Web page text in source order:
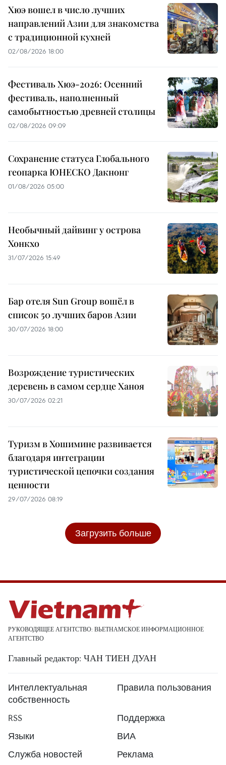
Хюэ вошел в число лучших
направлений Азии для знакомства
с традиционной кухней
02/08/2026 18:00
Фестиваль Хюэ-2026: Осенний
фестиваль, наполненный
самобытностью древней столицы
02/08/2026 09:09
Сохранение статуса Глобального
геопарка ЮНЕСКО Дакнонг
01/08/2026 05:00
Необычный дайвинг у острова
Хонкхо
31/07/2026 15:49
Бар отеля Sun Group вошёл в
список 50 лучших баров Азии
30/07/2026 18:00
Возрождение туристических
деревень в самом сердце Ханоя
30/07/2026 02:21
Туризм в Хошимине развивается
благодаря интеграции
туристической цепочки создания
ценности
29/07/2026 08:19
Загрузить больше
РУКОВОДЯЩЕЕ АГЕНТСТВО: ВЬЕТНАМСКОЕ ИНФОРМАЦИОННОЕ
АГЕНТСТВО
Главный редактор: ЧАН ТИЕН ДУАН
Интеллектуальная
собственность
Правила пользования
RSS
Поддержка
Языки
ВИА
Служба новостей
Реклама